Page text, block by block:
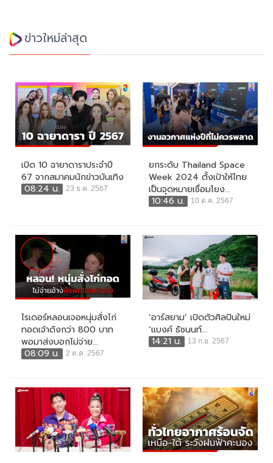
ข่าวใหม่ล่าสุด
เปิด 10 ฉายาดาราประจำปี
67 จากสมาคมนักข่าวบันเทิง
08:24 น.
23 ธ.ค. 2567
ยกระดับ Thailand Space
Week 2024 ตั้งเป้าให้ไทย
เป็นจุดหมายเชื่อมโยง...
10:46 น.
10 ต.ค. 2567
ไรเดอร์หลอนเจอหนุ่มสั่งไก่
ทอดเจ้าดังกว่า 800 บาท
พอมาส่งบอกไม่จ่าย...
08:09 น.
2 ต.ค. 2567
‘อาร์สยาม’ เปิดตัวศิลปินใหม่
‘แบงค์ ธัชนนท์...
14:21 น.
13 ก.ย. 2567